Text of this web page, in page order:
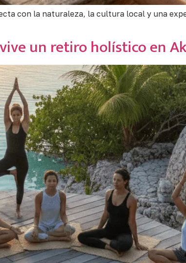
con la naturaleza, la cultura local y una
un retiro holístico en